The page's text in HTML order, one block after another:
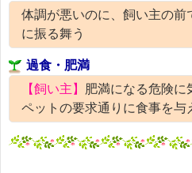
体調が悪いのに、飼い主の前
に振る舞う
過食・肥満
【飼い主】 肥満になる危険に
ペットの要求通りに食事を与